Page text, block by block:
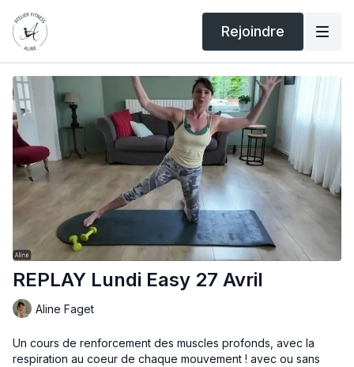
Rejoindre
REPLAY Lundi Easy 27 Avril
Aline Faget
Un cours de renforcement des muscles profonds, avec la
respiration au coeur de chaque mouvement ! avec ou sans